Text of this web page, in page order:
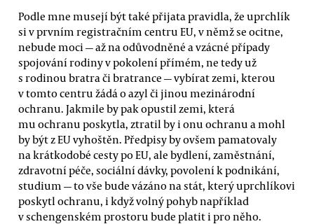
Podle mne musejí být také přijata pravidla, že uprchlík
si v prvním registračním centru EU, v němž se ocitne,
nebude moci — až na odůvodněné a vzácné případy
spojování rodiny v pokolení přímém, ne tedy už
s rodinou bratra či bratrance — vybírat zemi, kterou
v tomto centru žádá o azyl či jinou mezinárodní
ochranu. Jakmile by pak opustil zemi, která
mu ochranu poskytla, ztratil by i onu ochranu a mohl
by být z EU vyhoštěn. Předpisy by ovšem pamatovaly
na krátkodobé cesty po EU, ale bydlení, zaměstnání,
zdravotní péče, sociální dávky, povolení k podnikání,
studium — to vše bude vázáno na stát, který uprchlíkovi
poskytl ochranu, i když volný pohyb například
v schengenském prostoru bude platit i pro něho.